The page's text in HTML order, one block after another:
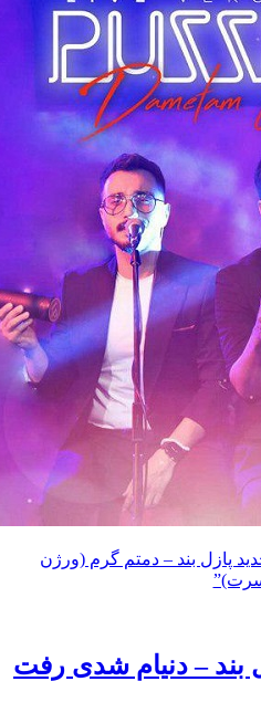
– دمتم گرم (ورژن
دنیام شدی رفت